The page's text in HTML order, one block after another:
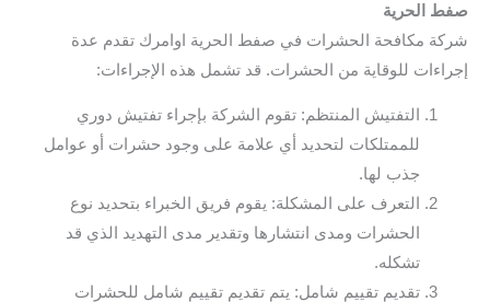
صفط الحرية
شركة مكافحة الحشرات في صفط الحرية اوامرك تقدم عدة
إجراءات للوقاية من الحشرات. قد تشمل هذه الإجراءات:
التفتيش المنتظم: تقوم الشركة بإجراء تفتيش دوري
للممتلكات لتحديد أي علامة على وجود حشرات أو عوامل
جذب لها.
التعرف على المشكلة: يقوم فريق الخبراء بتحديد نوع
الحشرات ومدى انتشارها وتقدير مدى التهديد الذي قد
تشكله.
تقديم تقييم شامل: يتم تقديم تقييم شامل للحشرات